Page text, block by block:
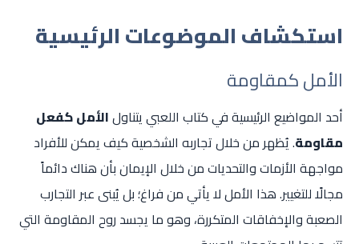
استكشاف الموضوعات الرئيسية
الأمل كمقاومة
أحد المواضيع الرئيسية في كتاب اللعبي يتناولالأمل كفعل
مقاومة. يُظهر من خلال تجاربه الشخصية كيف يمكن للأفراد
مواجهة الأزمات والتحديات من خلال الإيمان بأن هناك دائماً
مجالًا للتغيير. هذا الأمل لا يأتي من فراغ؛ بل يُبنى عبر التجارب
الصعبة والإخفاقات المتكررة، وهو ما يجسد روح المقاومة التي